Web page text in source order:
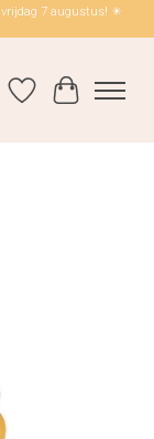
vrijdag 7 augustus! ☀
Verlanglijst